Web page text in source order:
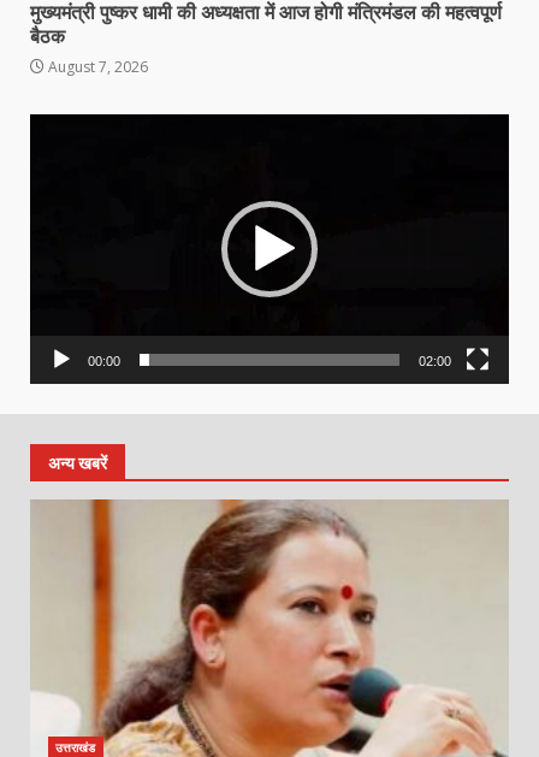
मुख्यमंत्री पुष्कर धामी की अध्यक्षता में आज होगी मंत्रिमंडल की महत्वपूर्ण
बैठक
August 7, 2026
00:00 02:00
अन्य खबरें
उत्तराखंड